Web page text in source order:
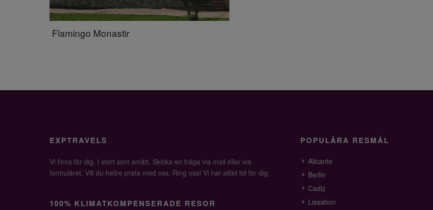
Flamingo Monastir
EXPTRAVELS
Vi finns för dig. I stort som smått. Skicka en fråga via mail eller via
formuläret. Vill du hellre prata med oss. Ring oss! Vi har alltid tid för dig.
100% KLIMATKOMPENSERADE RESOR
POPULÄRA RESMÅL
Alicante
Berlin
Cadiz
Lissabon